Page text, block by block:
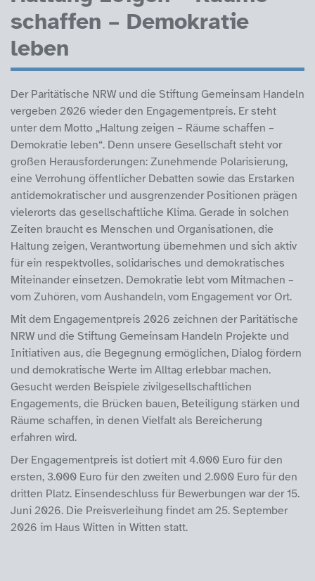
schaffen – Demokratie
leben
Der Paritätische NRW und die Stiftung Gemeinsam Handeln
vergeben 2026 wieder den Engagementpreis. Er steht
unter dem Motto „Haltung zeigen – Räume schaffen –
Demokratie leben“. Denn unsere Gesellschaft steht vor
großen Herausforderungen: Zunehmende Polarisierung,
eine Verrohung öffentlicher Debatten sowie das Erstarken
antidemokratischer und ausgrenzender Positionen prägen
vielerorts das gesellschaftliche Klima. Gerade in solchen
Zeiten braucht es Menschen und Organisationen, die
Haltung zeigen, Verantwortung übernehmen und sich aktiv
für ein respektvolles, solidarisches und demokratisches
Miteinander einsetzen. Demokratie lebt vom Mitmachen –
vom Zuhören, vom Aushandeln, vom Engagement vor Ort.
Mit dem Engagementpreis 2026 zeichnen der Paritätische
NRW und die Stiftung Gemeinsam Handeln Projekte und
Initiativen aus, die Begegnung ermöglichen, Dialog fördern
und demokratische Werte im Alltag erlebbar machen.
Gesucht werden Beispiele zivilgesellschaftlichen
Engagements, die Brücken bauen, Beteiligung stärken und
Räume schaffen, in denen Vielfalt als Bereicherung
erfahren wird.
Der Engagementpreis ist dotiert mit 4.000 Euro für den
ersten, 3.000 Euro für den zweiten und 2.000 Euro für den
dritten Platz. Einsendeschluss für Bewerbungen war der 15.
Juni 2026. Die Preisverleihung findet am 25. September
2026 im Haus Witten in Witten statt.